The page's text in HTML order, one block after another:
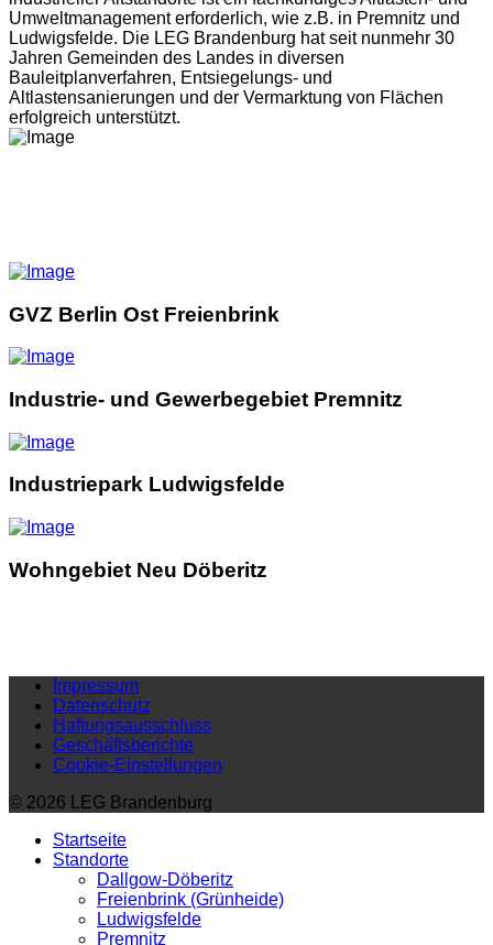
Umweltmanagement erforderlich, wie z.B. in Premnitz und
Ludwigsfelde. Die LEG Brandenburg hat seit nunmehr 30
Jahren Gemeinden des Landes in diversen
Bauleitplanverfahren, Entsiegelungs- und
Altlastensanierungen und der Vermarktung von Flächen
erfolgreich unterstützt.
GVZ Berlin Ost Freienbrink
Industrie- und Gewerbegebiet Premnitz
Industriepark Ludwigsfelde
Wohngebiet Neu Döberitz
Impressum
Datenschutz
Haftungsausschluss
Geschäftsberichte
Cookie-Einstellungen
© 2026 LEG Brandenburg
Startseite
Standorte
Dallgow-Döberitz
Freienbrink (Grünheide)
Ludwigsfelde
Premnitz